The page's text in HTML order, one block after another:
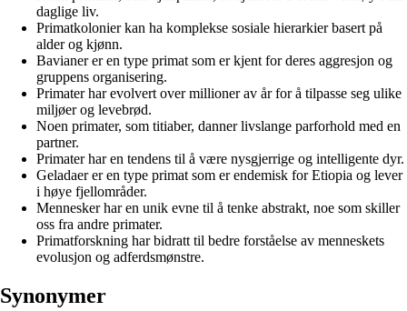
daglige liv.
Primatkolonier kan ha komplekse sosiale hierarkier basert på
alder og kjønn.
Bavianer er en type primat som er kjent for deres aggresjon og
gruppens organisering.
Primater har evolvert over millioner av år for å tilpasse seg ulike
miljøer og levebrød.
Noen primater, som titiaber, danner livslange parforhold med en
partner.
Primater har en tendens til å være nysgjerrige og intelligente dyr.
Geladaer er en type primat som er endemisk for Etiopia og lever
i høye fjellområder.
Mennesker har en unik evne til å tenke abstrakt, noe som skiller
oss fra andre primater.
Primatforskning har bidratt til bedre forståelse av menneskets
evolusjon og adferdsmønstre.
Synonymer